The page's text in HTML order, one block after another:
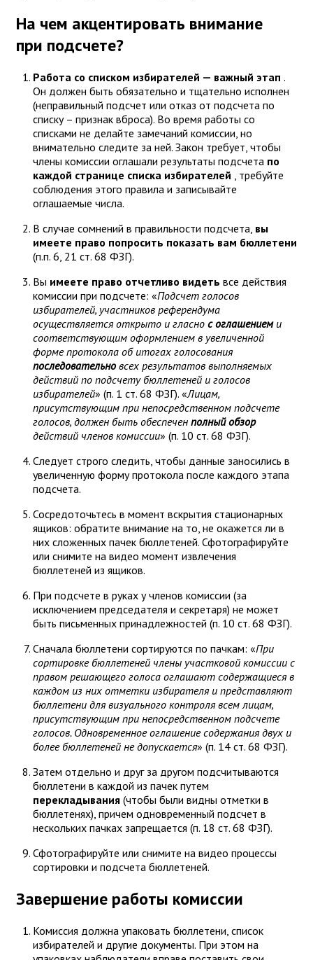
На чем акцентировать внимание
при подсчете?
Работа со списком избирателей — важный этап .
Он должен быть обязательно и тщательно исполнен
(неправильный подсчет или отказ от подсчета по
списку – признак вброса). Во время работы со
списками не делайте замечаний комиссии, но
внимательно следите за ней. Закон требует, чтобы
члены комиссии оглашали результаты подсчета по
каждой странице списка избирателей , требуйте
соблюдения этого правила и записывайте
оглашаемые числа.
В случае сомнений в правильности подсчета, вы
имеете право попросить показать вам бюллетени
(п.п. 6, 21 ст. 68 ФЗГ).
Вы имеете право отчетливо видеть все действия
комиссии при подсчете: «Подсчет голосов
избирателей, участников референдума
осуществляется открыто и гласно с оглашениеми
соответствующим оформлением в увеличенной
форме протокола об итогах голосования
последовательно всех результатов выполняемых
действий по подсчету бюллетеней и голосов
избирателей» (п. 1 ст. 68 ФЗГ). «Лицам,
присутствующим при непосредственном подсчете
голосов, должен быть обеспечен полный обзор
действий членов комиссии» (п. 10 ст. 68 ФЗГ).
Следует строго следить, чтобы данные заносились в
увеличенную форму протокола после каждого этапа
подсчета.
Сосредоточьтесь в момент вскрытия стационарных
ящиков: обратите внимание на то, не окажется ли в
них сложенных пачек бюллетеней. Сфотографируйте
или снимите на видео момент извлечения
бюллетеней из ящиков.
При подсчете в руках у членов комиссии (за
исключением председателя и секретаря) не может
быть письменных принадлежностей (п. 10 ст. 68 ФЗГ).
Сначала бюллетени сортируются по пачкам: «При
сортировке бюллетеней члены участковой комиссии с
правом решающего голоса оглашают содержащиеся в
каждом из них отметки избирателя и представляют
бюллетени для визуального контроля всем лицам,
присутствующим при непосредственном подсчете
голосов. Одновременное оглашение содержания двух и
более бюллетеней не допускается» (п. 14 ст. 68 ФЗГ).
Затем отдельно и друг за другом подсчитываются
бюллетени в каждой из пачек путем
перекладывания (чтобы были видны отметки в
бюллетенях), причем одновременный подсчет в
нескольких пачках запрещается (п. 18 ст. 68 ФЗГ).
Сфотографируйте или снимите на видео процессы
сортировки и подсчета бюллетеней.
Завершение работы комиссии
Комиссия должна упаковать бюллетени, список
избирателей и другие документы. При этом на